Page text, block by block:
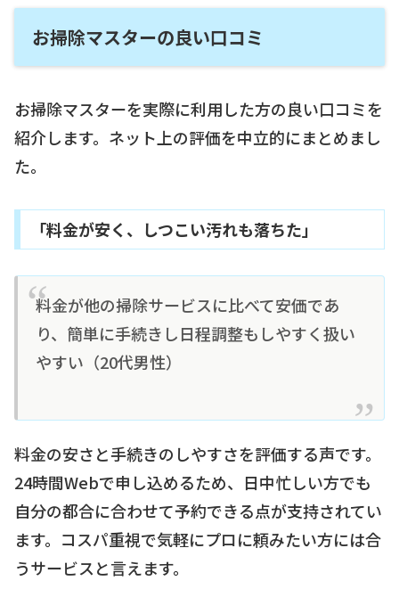
お掃除マスターの良い口コミ
お掃除マスターを実際に利用した方の良い口コミを
紹介します。ネット上の評価を中立的にまとめまし
た。
「料金が安く、しつこい汚れも落ちた」
料金が他の掃除サービスに比べて安価であ
り、簡単に手続きし日程調整もしやすく扱い
やすい（20代男性）
料金の安さと手続きのしやすさを評価する声です。
24時間Webで申し込めるため、日中忙しい方でも
自分の都合に合わせて予約できる点が支持されてい
ます。コスパ重視で気軽にプロに頼みたい方には合
うサービスと言えます。